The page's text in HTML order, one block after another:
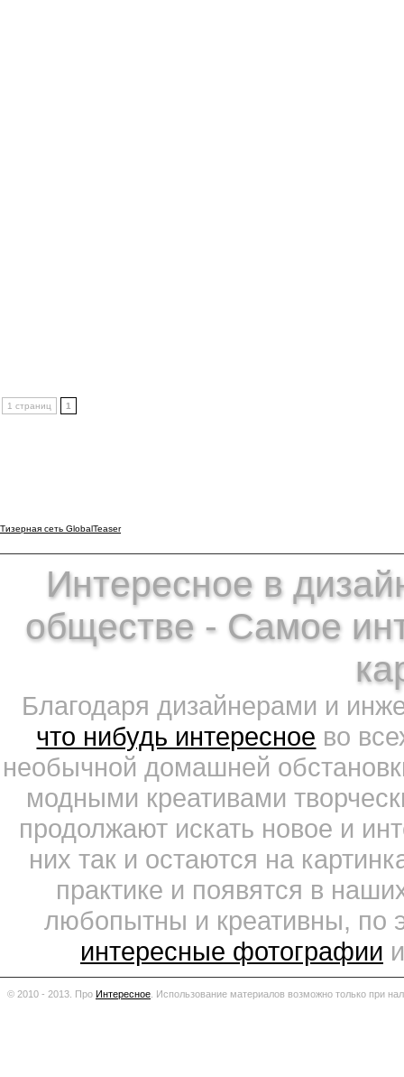
1 страниц 1
Тизерная сеть GlobalTeaser
Интересное в
обществе - Самое
Благодаря дизайнерами и
что нибудь интересное во
необычной домашней
модными креативами
продолжают искать новое и
них так и остаются на
практике и появятся в
любопытны и креативны, по
интересные фотографии
© 2010 - 2013. Про Интересное Использование материалов возможно только при